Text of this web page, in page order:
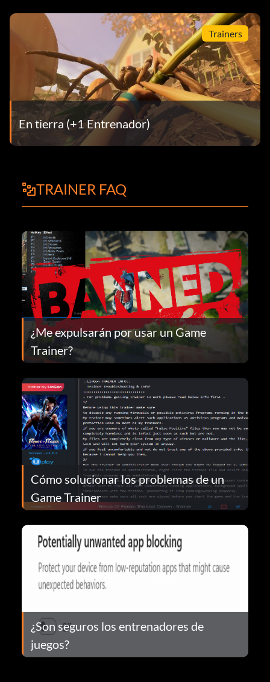
Trainers
En tierra (+1 Entrenador)
TRAINER FAQ
¿Me expulsarán por usar un Game
Trainer?
Cómo solucionar los problemas de un
Game Trainer
¿Son seguros los entrenadores de
juegos?